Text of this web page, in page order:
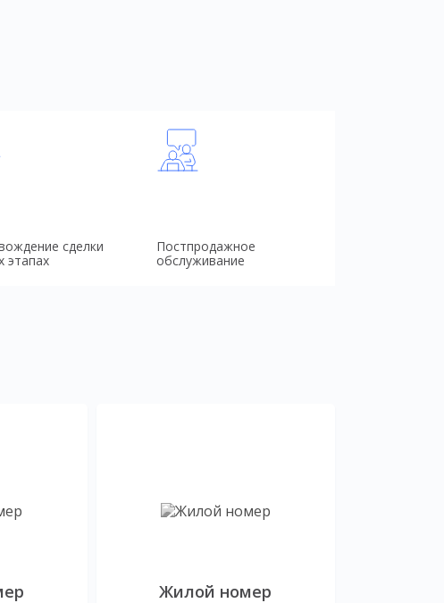
сделки
этапах
Постпродажное
обслуживание
Жилой номер